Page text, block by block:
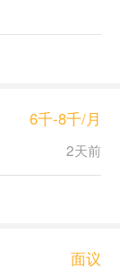
6千-8千/月
2天前
面议